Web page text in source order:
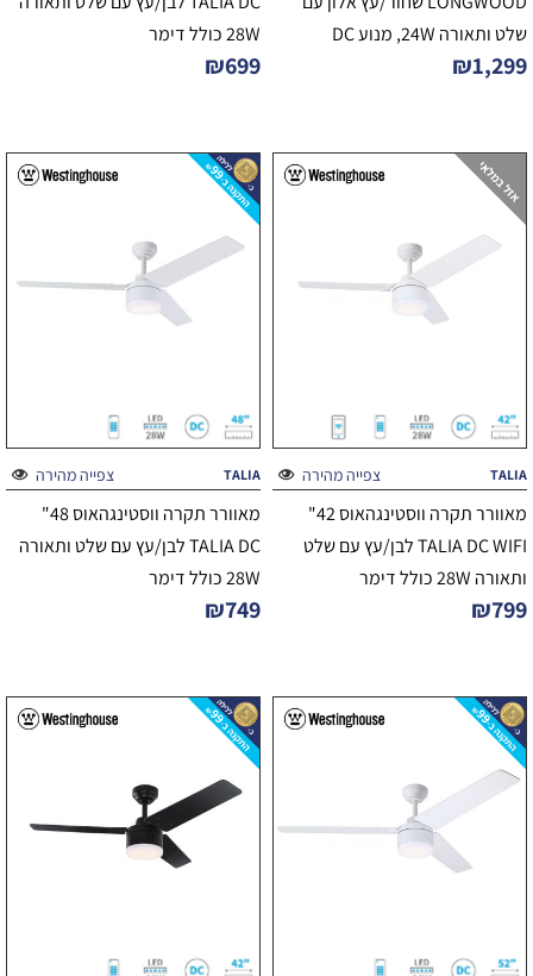
שלט ותאורה 24W, מנוע DC
₪1,299
28W כולל דימר
₪699
צפייה מהירה TALIA
מאוורר תקרה ווסטינגהאוס 42"
TALIA DC WIFI לבן/עץ עם שלט
ותאורה 28W כולל דימר
₪799
צפייה מהירה TALIA
מאוורר תקרה ווסטינגהאוס 48"
TALIA DC לבן/עץ עם שלט ותאורה
28W כולל דימר
₪749